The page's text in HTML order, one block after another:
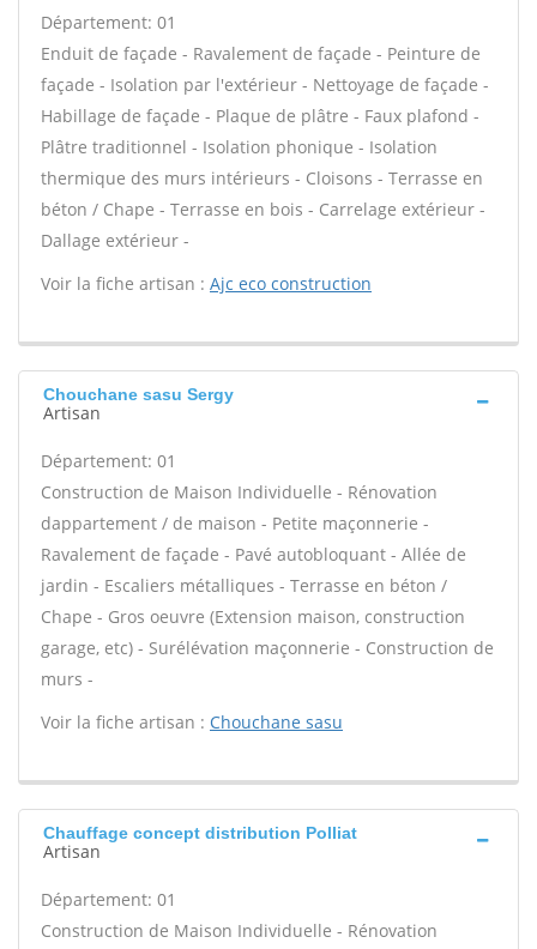
Département: 01
Enduit de façade - Ravalement de façade - Peinture de
façade - Isolation par l'extérieur - Nettoyage de façade -
Habillage de façade - Plaque de plâtre - Faux plafond -
Plâtre traditionnel - Isolation phonique - Isolation
thermique des murs intérieurs - Cloisons - Terrasse en
béton / Chape - Terrasse en bois - Carrelage extérieur -
Dallage extérieur -
Voir la fiche artisan : Ajc eco construction
Chouchane sasu Sergy
Artisan
Département: 01
Construction de Maison Individuelle - Rénovation
dappartement / de maison - Petite maçonnerie -
Ravalement de façade - Pavé autobloquant - Allée de
jardin - Escaliers métalliques - Terrasse en béton /
Chape - Gros oeuvre (Extension maison, construction
garage, etc) - Surélévation maçonnerie - Construction de
murs -
Voir la fiche artisan : Chouchane sasu
Chauffage concept distribution Polliat
Artisan
Département: 01
Construction de Maison Individuelle - Rénovation